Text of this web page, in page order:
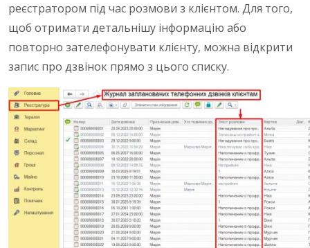
реєстратором під час розмови з клієнтом. Для того,
щоб отримати детальнішу інформацію або
повторно зателефонувати клієнту, можна відкрити
запис про дзвінок прямо з цього списку.